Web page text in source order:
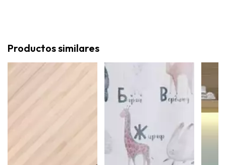
Productos similares